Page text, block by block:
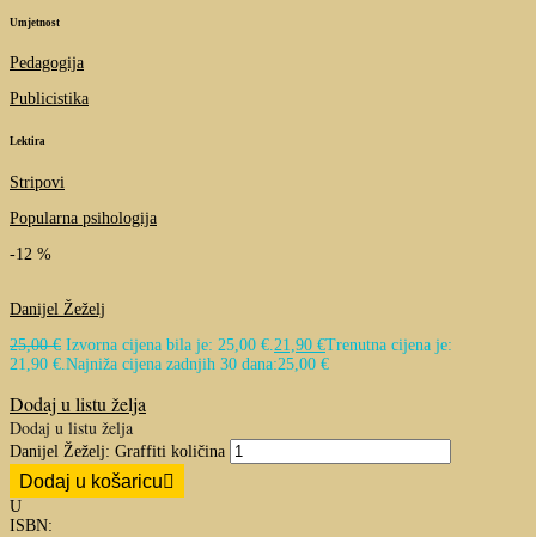
Umjetnost
Pedagogija
Publicistika
Lektira
Stripovi
Popularna psihologija
-12 %
Danijel Žeželj
25,00€ Izvorna cijena bila je: 25,00 €.21,90 €Trenutna cijena je:
21,90 €.Najniža cijena zadnjih 30 dana:25,00 €
Dodaj u listu želja
Dodaj u listu želja
Danijel Žeželj: Graffiti količina
Dodaj u košaricu
U
ISBN: